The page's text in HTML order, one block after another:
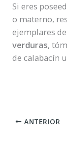
Si eres
o materno,
ejemplares de
verduras,
de calabacín
ANTERIOR